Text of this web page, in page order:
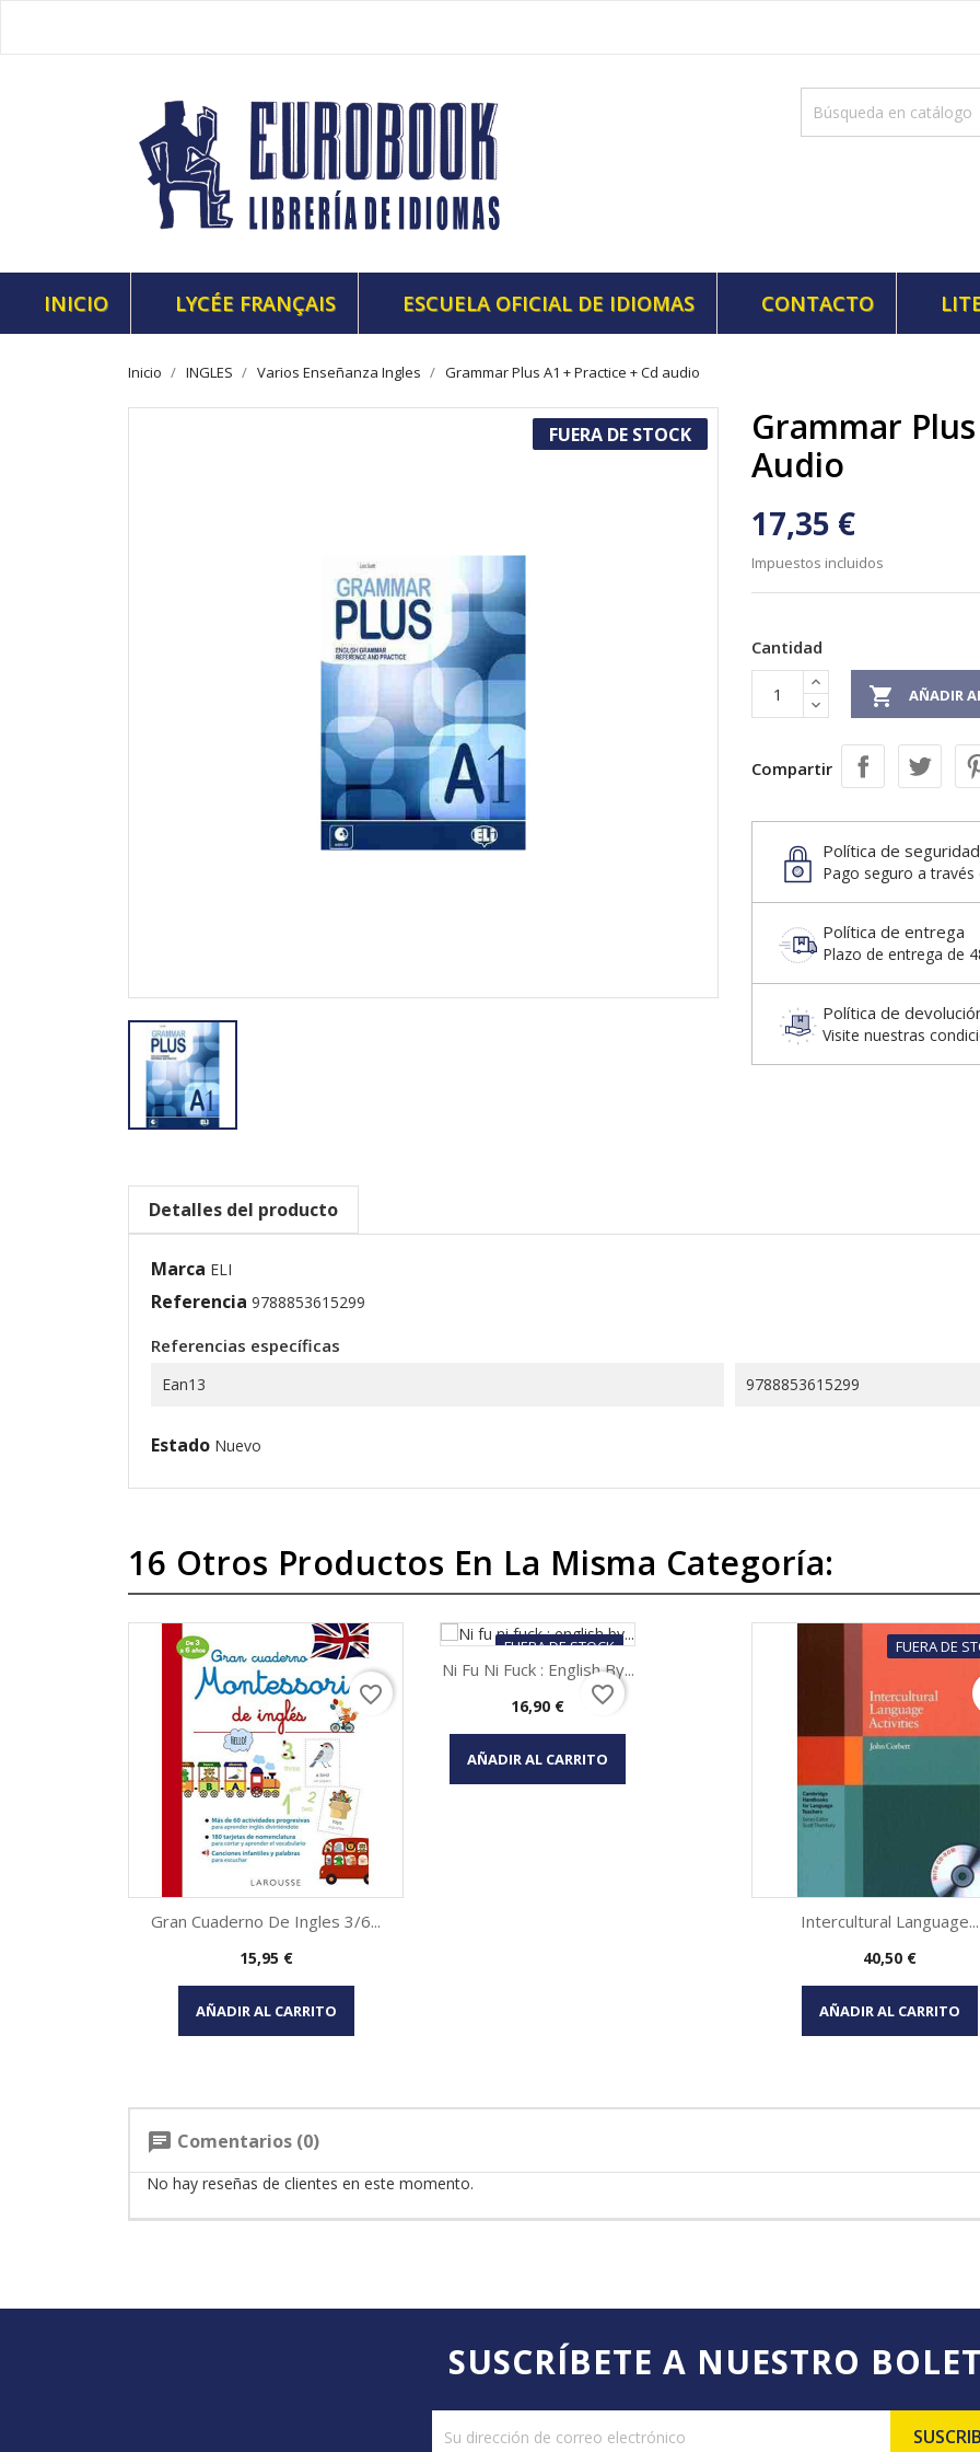
INICIO LYCÉE FRANÇAIS ESCUELA OFICIAL DE IDIOMAS CONTACTO
Inicio INGLES Varios Enseñanza Ingles Grammar Plus A1 + Practice + Cd audio
FUERA DE STOCK
Grammar
Audio
17,35 €
Impuestos incluidos
Cantidad
 AÑADIR
Compartir
Política de seguridad
Pago seguro a través
Política de entrega
Plazo de entrega de
Política de
Visite nuestras
Detalles del producto
Marca ELI
Referencia 9788853615299
Referencias específicas
Ean13 9788853615299
Estado Nuevo
16 Otros Productos En La Misma Categoría:
Vista rápida
Gran Cuaderno De Ingles 3/6...
Precio
15,95 €
AÑADIR AL CARRITO
favorite_border
FUERA DE STOCK
Vista rápida
Ni Fu Ni Fuck : English By...
Precio
16,90 €
AÑADIR AL CARRITO
favorite_border
FUERA DE
Vista rápida
Intercultural Language...
Precio
40,50 €
AÑADIR AL CARRITO
chat Comentarios (0)
No hay reseñas de clientes en este momento.
SUSCRÍBETE A NUESTRO